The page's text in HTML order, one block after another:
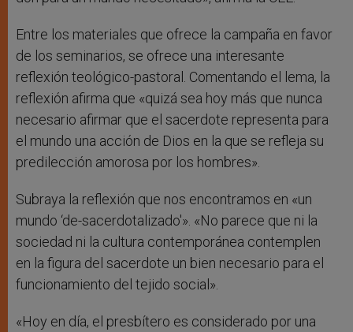
Entre los materiales que ofrece la campaña en favor
de los seminarios, se ofrece una interesante
reflexión teológico-pastoral. Comentando el lema, la
reflexión afirma que «quizá sea hoy más que nunca
necesario afirmar que el sacerdote representa para
el mundo una acción de Dios en la que se refleja su
predilección amorosa por los hombres».
Subraya la reflexión que nos encontramos en «un
mundo ‘de-sacerdotalizado'». «No parece que ni la
sociedad ni la cultura contemporánea contemplen
en la figura del sacerdote un bien necesario para el
funcionamiento del tejido social».
«Hoy en día, el presbítero es considerado por una